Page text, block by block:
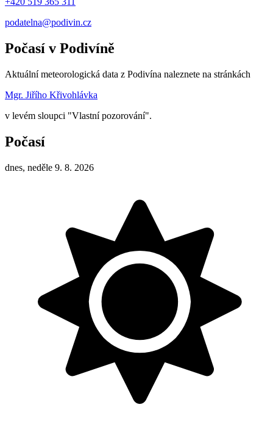
podatelna@podivin.cz
Počasí v Podivíně
Aktuální meteorologická data z Podivína naleznete na stránkách
Mgr. Jiřího Křivohlávka
v levém sloupci "Vlastní pozorování".
Počasí
dnes, neděle 9. 8. 2026